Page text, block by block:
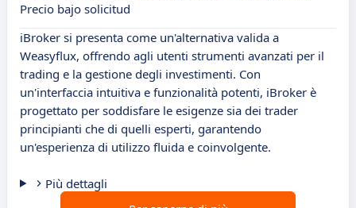
Precio bajo solicitud
iBroker si presenta come un'alternativa valida a
Weasyflux, offrendo agli utenti strumenti avanzati per il
trading e la gestione degli investimenti. Con
un'interfaccia intuitiva e funzionalità potenti, iBroker è
progettato per soddisfare le esigenze sia dei trader
principianti che di quelli esperti, garantendo
un'esperienza di utilizzo fluida e coinvolgente.
Più dettagli